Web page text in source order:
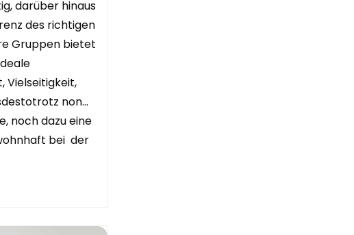
darüber hinaus
des richtigen
Gruppen bietet
Vielseitigkeit,
non…
noch dazu eine
bei der